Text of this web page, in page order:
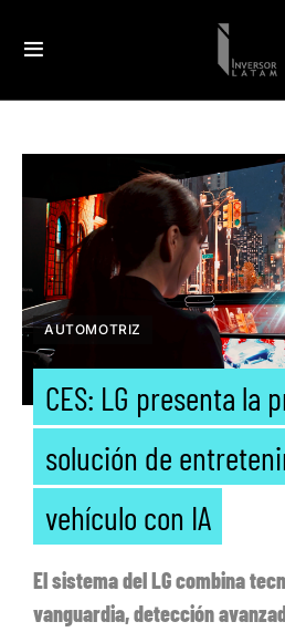
AUTOMOTRIZ
CES: LG presenta la
solución de
vehículo con IA
El sistema del LG combina
vanguardia, detección